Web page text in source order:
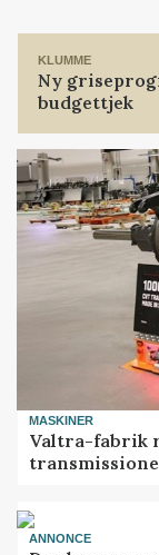
KLUMME
Ny
budgettjek
MASKINER
Valtra-fabrik
ANNONCE